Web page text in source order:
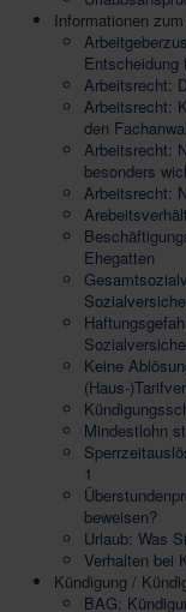
Informationen
Entscheidung
Arbeitsrecht:
Arbeitsrecht:
den
Arbeitsrecht:
besonders
Arbeitsrecht:
Ehegatten
Keine
(Haus-
Mindestlohn
1
beweisen?
Urlaub: Was
Verhalten bei
Kündigung /
BAG: